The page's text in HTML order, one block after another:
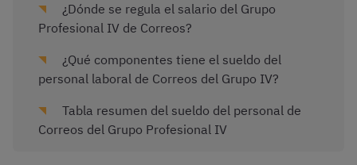
¿Dónde se regula el salario del Grupo
Profesional IV de Correos?
¿Qué componentes tiene el sueldo del
personal laboral de Correos del Grupo IV?
Tabla resumen del sueldo del personal de
Correos del Grupo Profesional IV